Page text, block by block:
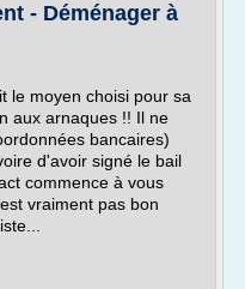
- Déménager à
le moyen choisi pour sa
aux arnaques !! Il ne
bancaires)
d'avoir signé le bail
commence à vous
vraiment pas bon